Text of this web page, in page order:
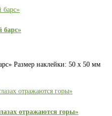
барс»
Размер наклейки: 50 х 50 мм
отражаются горы»